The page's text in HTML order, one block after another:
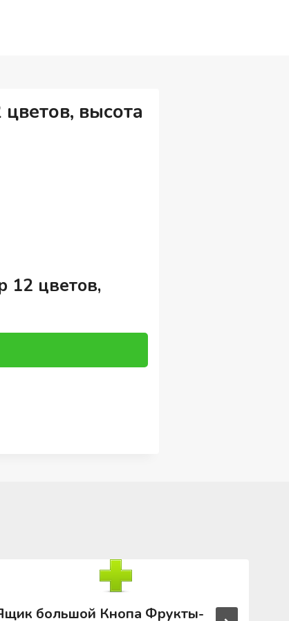
высота
12 цветов,
большой Кнопа Фрукты-